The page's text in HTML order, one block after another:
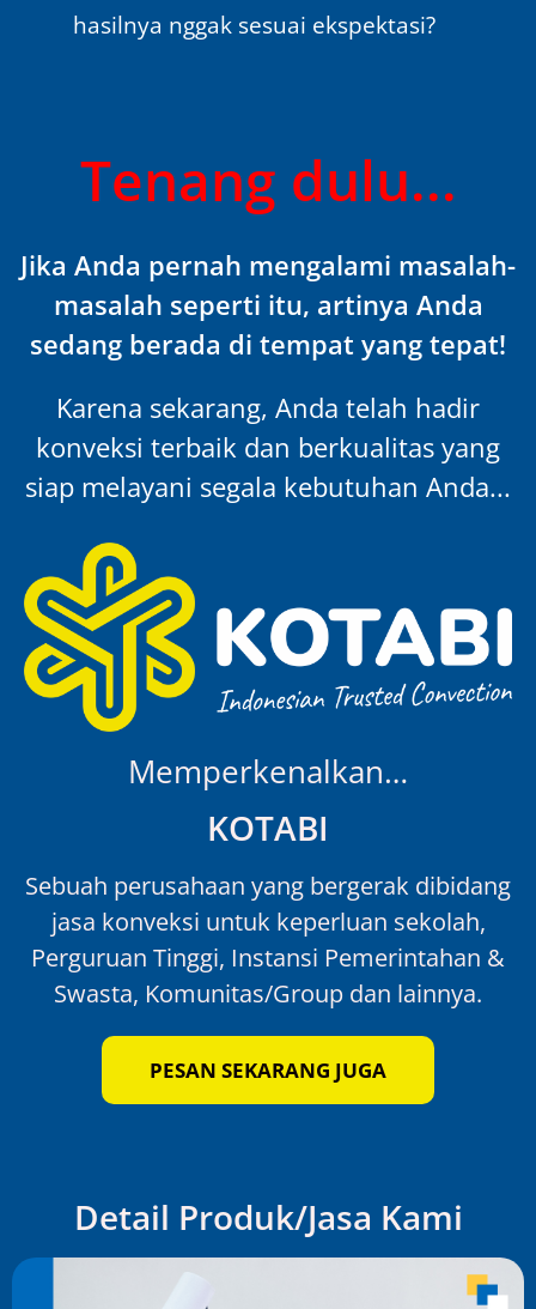
hasilnya nggak sesuai ekspektasi?
Tenang dulu...
Jika Anda pernah mengalami masalah-
masalah seperti itu, artinya Anda
sedang berada di tempat yang tepat!
Karena sekarang, Anda telah hadir
konveksi terbaik dan berkualitas yang
siap melayani segala kebutuhan Anda...
Memperkenalkan…
KOTABI
Sebuah perusahaan yang bergerak dibidang
jasa konveksi untuk keperluan sekolah,
Perguruan Tinggi, Instansi Pemerintahan &
Swasta, Komunitas/Group dan lainnya.
PESAN SEKARANG JUGA
Detail Produk/Jasa Kami